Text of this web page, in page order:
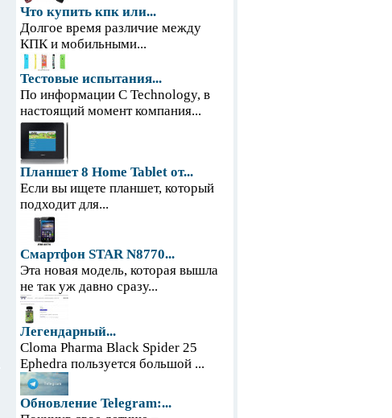
Что купить кпк или...
Долгое время различие между
КПК и мобильными...
Тестовые испытания...
По информации С Technology, в
настоящий момент компания...
Планшет 8 Home Tablet от...
Если вы ищете планшет, который
подходит для...
Смартфон STAR N8770...
Эта новая модель, которая вышла
не так уж давно сразу...
Легендарный...
Cloma Pharma Black Spider 25
Ephedra пользуется большой ...
Обновление Telegram:...